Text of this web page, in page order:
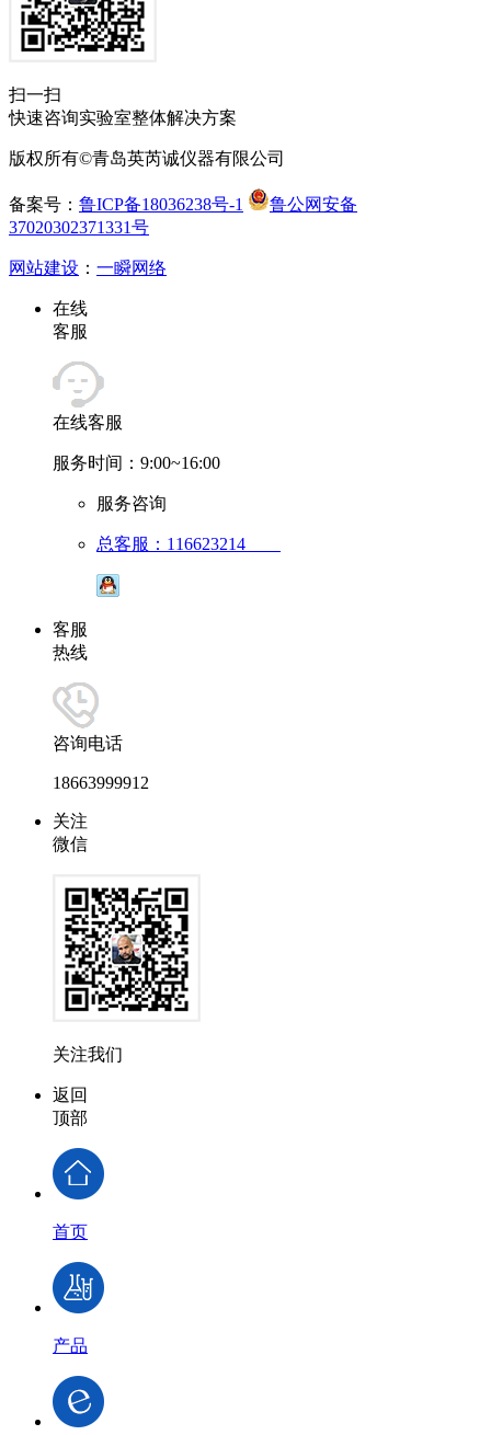
扫一扫
快速咨询实验室整体解决方案
版权所有©青岛英芮诚仪器有限公司
备案号： 鲁ICP备18036238号-1
鲁公网安备
37020302371331号
网站建设 ： 一瞬网络
在线
客服
在线客服
服务时间：9:00~16:00
服务咨询
总客服：116623214
客服
热线
咨询电话
18663999912
关注
微信
关注我们
返回
顶部
首页
产品